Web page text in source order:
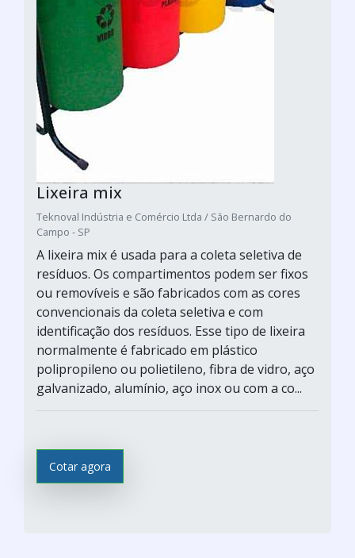
Lixeira mix
Teknoval Indústria e Comércio Ltda / São Bernardo do
Campo - SP
A lixeira mix é usada para a coleta seletiva de
resíduos. Os compartimentos podem ser fixos
ou removíveis e são fabricados com as cores
convencionais da coleta seletiva e com
identificação dos resíduos. Esse tipo de lixeira
normalmente é fabricado em plástico
polipropileno ou polietileno, fibra de vidro, aço
galvanizado, alumínio, aço inox ou com a co...
Cotar agora